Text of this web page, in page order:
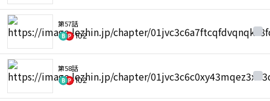
第57話
102
第58話
102